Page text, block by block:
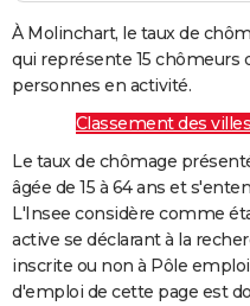
À Molinchart, le taux de
qui représente 15 chômeurs
personnes en activité.
Classement des
Le taux de chômage
âgée de 15 à 64 ans et
L'Insee considère comme
active se déclarant à la
inscrite ou non à Pôle
d'emploi de cette page est